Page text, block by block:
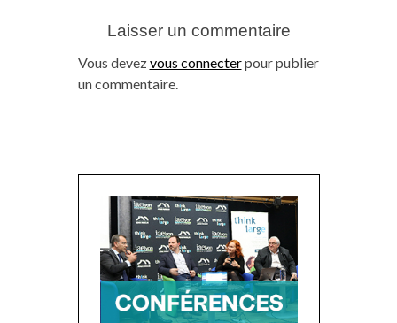
Laisser un commentaire
Vous devezvous connecterpour publier
un commentaire.